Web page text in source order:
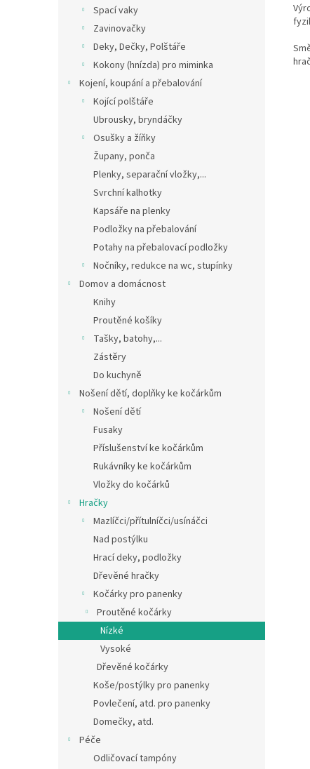
Spací vaky
Zavinovačky
Deky, Dečky, Polštáře
Kokony (hnízda) pro miminka
Kojení, koupání a přebalování
Kojící polštáře
Ubrousky, bryndáčky
Osušky a žíňky
Župany, ponča
Plenky, separační vložky,...
Svrchní kalhotky
Kapsáře na plenky
Podložky na přebalování
Potahy na přebalovací podložky
Nočníky, redukce na wc, stupínky
Domov a domácnost
Knihy
Proutěné košíky
Tašky, batohy,...
Zástěry
Do kuchyně
Nošení dětí, doplňky ke kočárkům
Nošení dětí
Fusaky
Příslušenství ke kočárkům
Rukávníky ke kočárkům
Vložky do kočárků
Hračky
Mazlíčci/přítulníčci/usínáčci
Nad postýlku
Hrací deky, podložky
Dřevěné hračky
Kočárky pro panenky
Proutěné kočárky
Nízké
Vysoké
Dřevěné kočárky
Koše/postýlky pro panenky
Povlečení, atd. pro panenky
Domečky, atd.
Péče
Odličovací tampóny